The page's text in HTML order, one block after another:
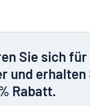
Sie sich
und erhalten
Rabatt.